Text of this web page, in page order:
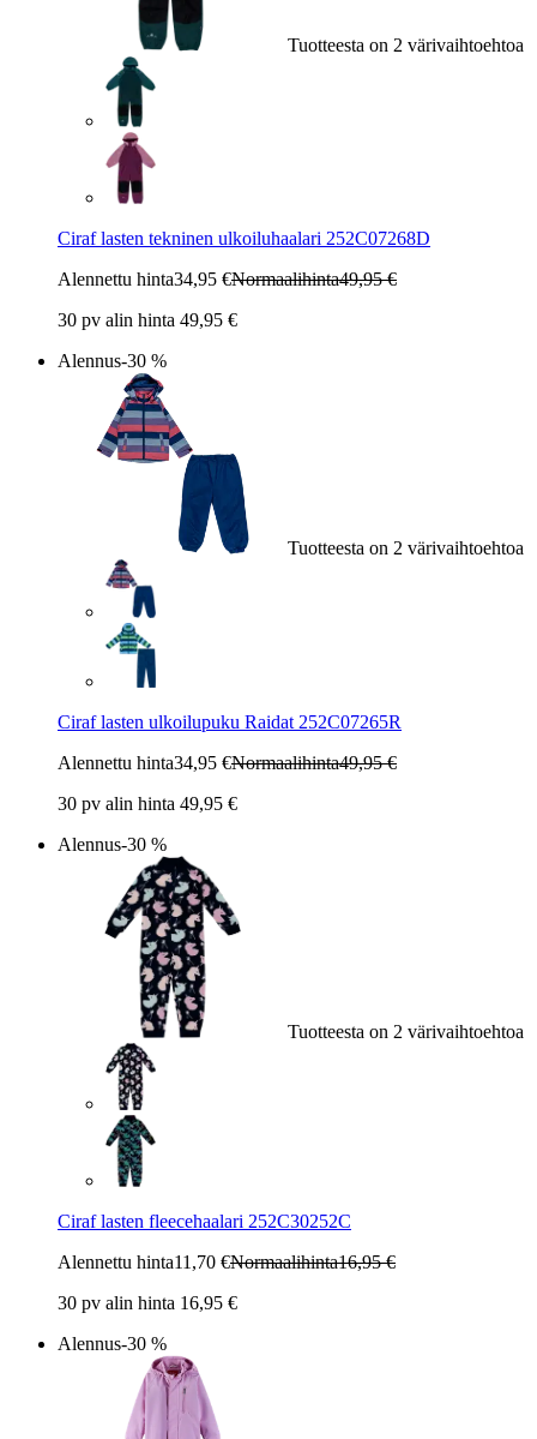
Tuotteesta on 2 värivaihtoehtoa
Ciraf lasten tekninen ulkoiluhaalari 252C07268D
Alennettu hinta34,95 €Normaalihinta49,95 €
30 pv alin hinta 49,95 €
Alennus-30 %
Tuotteesta on 2 värivaihtoehtoa
Ciraf lasten ulkoilupuku Raidat 252C07265R
Alennettu hinta34,95 €Normaalihinta49,95 €
30 pv alin hinta 49,95 €
Alennus-30 %
Tuotteesta on 2 värivaihtoehtoa
Ciraf lasten fleecehaalari 252C30252C
Alennettu hinta11,70 €Normaalihinta16,95 €
30 pv alin hinta 16,95 €
Alennus-30 %